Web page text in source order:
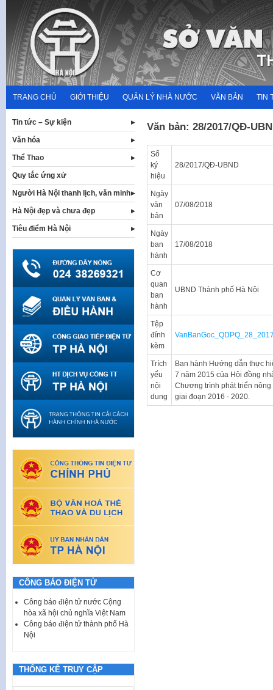
content
TRANG CHỦ GIỚI THIỆU QUẢN LÝ NHÀ NƯỚC VĂN BẢN TIN
Văn bản: 28/2017/QĐ-
Số
ký
hiệu
28/2017/QĐ-UBND
Ngày
văn
bản
07/08/2018
Ngày
ban
hành
17/08/2018
Cơ
quan
ban
hành
UBND Thành phố Hà Nội
Tệp
đính
kèm
Trích
yếu
nội
dung
Ban hành Hướng dẫn thực
7 năm 2015 của Hội đồng
Chương trình phát triển
giai đoạn 2016 - 2020.
Tin tức – Sự kiện
Văn hóa
Thể Thao
Quy tắc ứng xử
Người Hà Nội thanh lịch, văn minh
Hà Nội đẹp và chưa đẹp
Tiêu điểm Hà Nội
CÔNG BÁO ĐIỆN TỬ
Công báo điện tử nước Cộng
hòa xã hội chủ nghĩa Việt Nam
Công báo điện tử thành phố Hà
Nội
THỐNG KÊ TRUY CẬP